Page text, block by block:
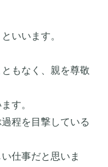
いいます。
もなく、親を尊敬
す。
程を目撃している
仕事だと思いま